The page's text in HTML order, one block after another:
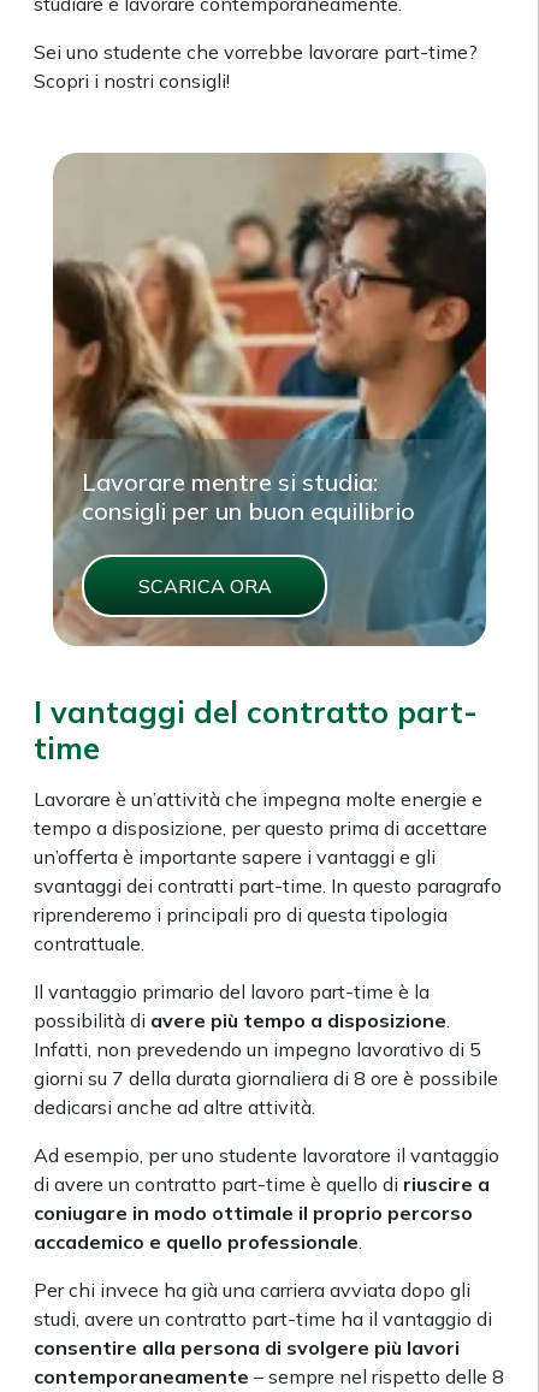
Sei uno studente che vorrebbe lavorare part-time?
Scopri i nostri consigli!
Lavorare mentre si studia:
consigli per un buon equilibrio
SCARICA ORA
I vantaggi del contratto part-
time
Lavorare è un’attività che impegna molte energie e
tempo a disposizione, per questo prima di accettare
un’offerta è importante sapere i vantaggi e gli
svantaggi dei contratti part-time. In questo paragrafo
riprenderemo i principali pro di questa tipologia
contrattuale.
Il vantaggio primario del lavoro part-time è la
possibilità di avere più tempo a disposizione
Infatti, non prevedendo un impegno lavorativo di 5
giorni su 7 della durata giornaliera di 8 ore è possibile
dedicarsi anche ad altre attività.
Ad esempio, per uno studente lavoratore il vantaggio
di avere un contratto part-time è quello di riuscire a
coniugare in modo ottimale il proprio percorso
accademico e quello professionale
Per chi invece ha già una carriera avviata dopo gli
studi, avere un contratto part-time ha il vantaggio di
consentire alla persona di svolgere più lavori
contemporaneamente – sempre nel rispetto delle 8